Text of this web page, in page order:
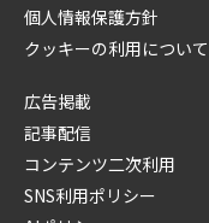
個人情報保護方針
クッキーの利用について
広告掲載
記事配信
コンテンツ二次利用
SNS利用ポリシー